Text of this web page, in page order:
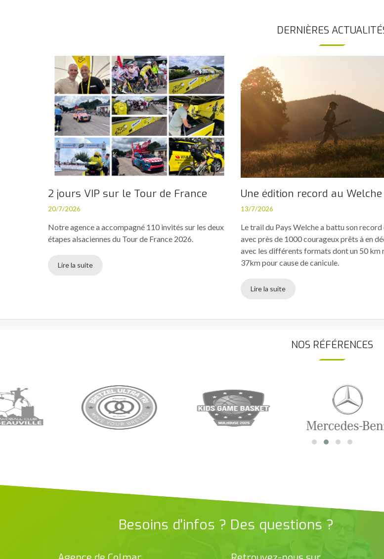
DERNIÈRES
2 jours VIP sur le Tour de France
20/7/2026
Notre agence a accompagné 110 invités sur les deux
étapes alsaciennes du Tour de France 2026.
Lire la suite
Une édition record au Welche
13/7/2026
Le trail du Pays Welche a battu son
avec près de 1000 courageux prêts à en
avec les différents formats dont un 50 km
37km pour cause de canicule.
Lire la suite
NOS RÉFÉRENCES
Besoins d'infos ? Des questions ?